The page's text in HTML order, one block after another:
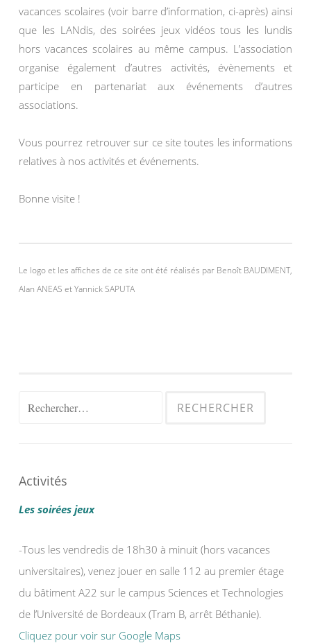
vacances scolaires (voir barre d’information, ci-après) ainsi
que les LANdis, des soirées jeux vidéos tous les lundis
hors vacances scolaires au même campus. L’association
organise également d’autres activités, évènements et
participe en partenariat aux événements d’autres
associations.
Vous pourrez retrouver sur ce site toutes les informations
relatives à nos activités et événements.
Bonne visite !
Le logo et les affiches de ce site ont été réalisés par Benoît BAUDIMENT,
Alan ANEAS et Yannick SAPUTA
Rechercher :
Activités
Les soirées jeux
-Tous les vendredis de 18h30 à minuit (hors vacances
universitaires), venez jouer en salle 112 au premier étage
du bâtiment A22 sur le campus Sciences et Technologies
de l’Université de Bordeaux (Tram B, arrêt Béthanie).
Cliquez pour voir sur Google Maps